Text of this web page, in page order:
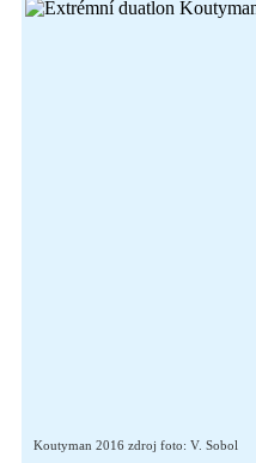
Koutyman 2016 zdroj foto: V. Sobol